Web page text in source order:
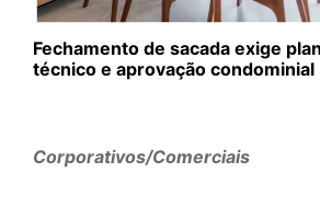
Fechamento de sacada exige
técnico e aprovação condominial
Corporativos/Comerciais